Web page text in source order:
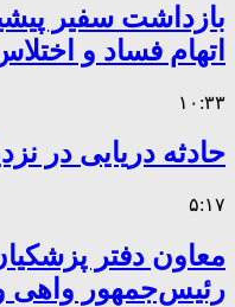
بازداشت سفیر
اتهام فساد و
۱۰:۳۳
حادثه دریایی در
۵:۱۷
معاون دفتر
رئیس‌جمهور